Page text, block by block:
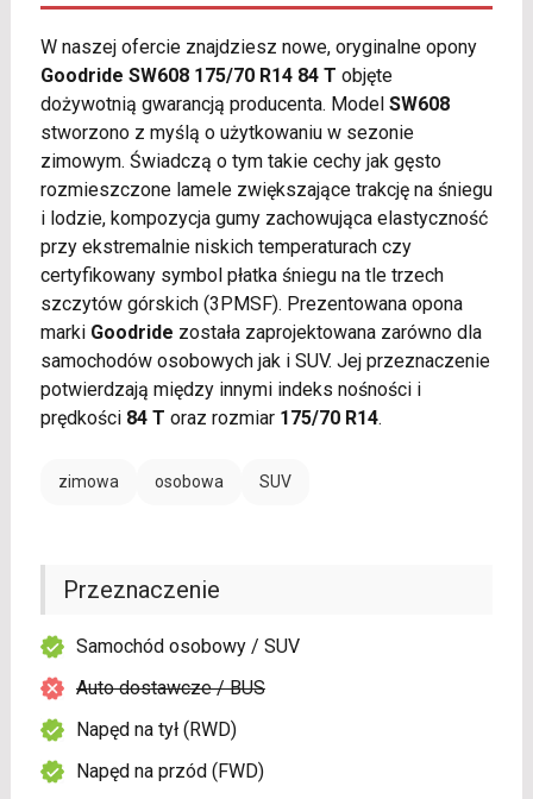
W naszej ofercie znajdziesz nowe, oryginalne opony
Goodride SW608 175/70 R14 84 T objęte
dożywotnią gwarancją producenta. Model SW608
stworzono z myślą o użytkowaniu w sezonie
zimowym. Świadczą o tym takie cechy jak gęsto
rozmieszczone lamele zwiększające trakcję na śniegu
i lodzie, kompozycja gumy zachowująca elastyczność
przy ekstremalnie niskich temperaturach czy
certyfikowany symbol płatka śniegu na tle trzech
szczytów górskich (3PMSF). Prezentowana opona
marki Goodride została zaprojektowana zarówno dla
samochodów osobowych jak i SUV. Jej przeznaczenie
potwierdzają między innymi indeks nośności i
prędkości 84 T oraz rozmiar 175/70 R14.
zimowa osobowa SUV
Przeznaczenie
Samochód osobowy / SUV
Auto dostawcze / BUS
Napęd na tył (RWD)
Napęd na przód (FWD)